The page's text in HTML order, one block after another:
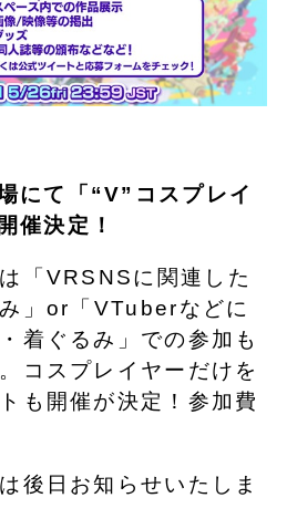
にて「“V”コスプレイ
催決定！
「VRSNSに関連した
」or「VTuberなどに
着ぐるみ」での参加も
コスプレイヤーだけを
も開催が決定！参加費
後日お知らせいたしま